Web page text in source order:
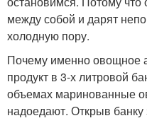
между собой и дарят
холодную пору.
Почему именно овощное
продукт в 3-х литровой
объемах маринованные
надоедают. Открыв